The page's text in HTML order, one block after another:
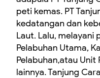
peti kemas. ‎PT
kedatangan dan
Laut. ‎Lalu,
Pelabuhan Utama,
Pelabuhan,atau
lainnya. ‎Tanjung